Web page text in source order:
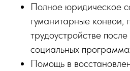
Полное юридическое
гуманитарные конвои,
трудоустройстве
социальных
Помощь в